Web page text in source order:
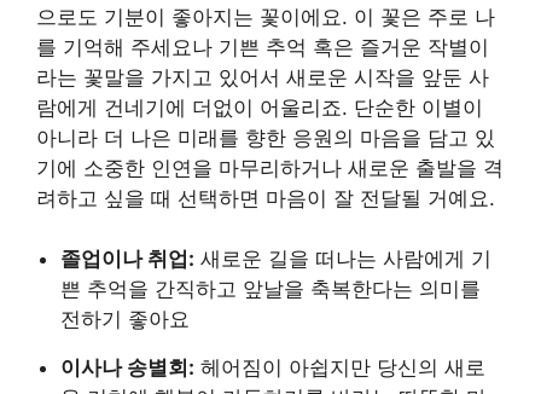
으로도 기분이 좋아지는 꽃이에요. 이 꽃은 주로 나
를 기억해 주세요나 기쁜 추억 혹은 즐거운 작별이
라는 꽃말을 가지고 있어서 새로운 시작을 앞둔 사
람에게 건네기에 더없이 어울리죠. 단순한 이별이
아니라 더 나은 미래를 향한 응원의 마음을 담고 있
기에 소중한 인연을 마무리하거나 새로운 출발을 격
려하고 싶을 때 선택하면 마음이 잘 전달될 거예요.
졸업이나 취업: 새로운 길을 떠나는 사람에게 기
쁜 추억을 간직하고 앞날을 축복한다는 의미를
전하기 좋아요
이사나 송별회: 헤어짐이 아쉽지만 당신의 새로